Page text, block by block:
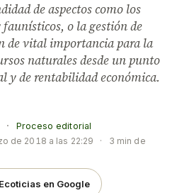
de aspectos como los
faunísticos, o la gestión de
de vital importancia para la
naturales desde un punto
y de rentabilidad económica.
·
Proceso editorial
de 2018 a las 22:29 ·
3 min de
en Google